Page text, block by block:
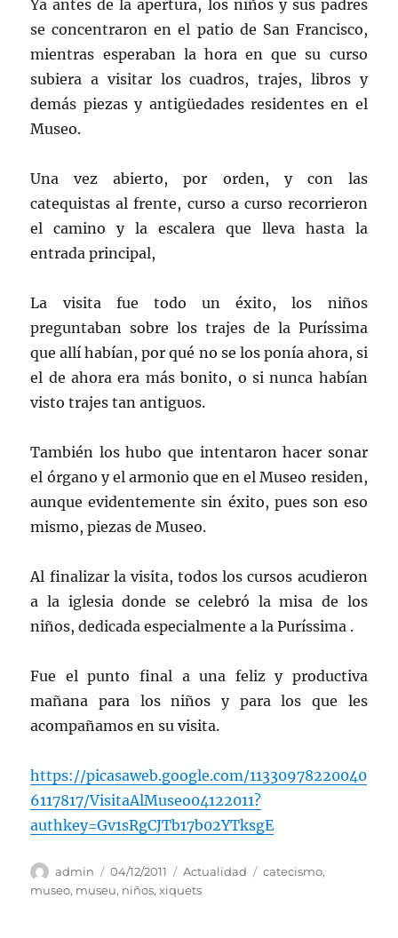
Ya antes de la apertura, los niños y sus padres
se concentraron en el patio de San Francisco,
mientras esperaban la hora en que su curso
subiera a visitar los cuadros, trajes, libros y
demás piezas y antigüedades residentes en el
Museo.
Una vez abierto, por orden, y con las
catequistas al frente, curso a curso recorrieron
el camino y la escalera que lleva hasta la
entrada principal,
La visita fue todo un éxito, los niños
preguntaban sobre los trajes de la Puríssima
que allí habían, por qué no se los ponía ahora, si
el de ahora era más bonito, o si nunca habían
visto trajes tan antiguos.
También los hubo que intentaron hacer sonar
el órgano y el armonio que en el Museo residen,
aunque evidentemente sin éxito, pues son eso
mismo, piezas de Museo.
Al finalizar la visita, todos los cursos acudieron
a la iglesia donde se celebró la misa de los
niños, dedicada especialmente a la Puríssima .
Fue el punto final a una feliz y productiva
mañana para los niños y para los que les
acompañamos en su visita.
https://picasaweb.google.com/11330978220040
6117817/VisitaAlMuseo04122011?
authkey=Gv1sRgCJTb17b02YTksgE
Autor
admin
Publicado
el
04/12/2011 Categorías
Actualidad Etiquetas
catecismo,
museo, museu, niños,xiquets